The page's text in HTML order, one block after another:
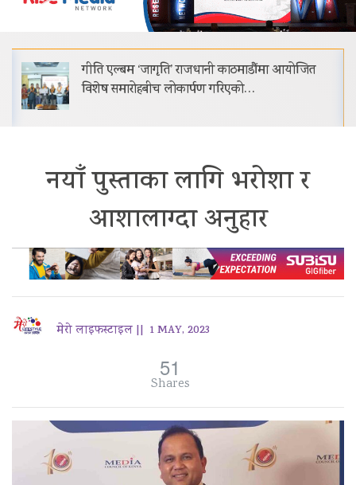
गीति एल्बम ‘जागृति’ राजधानी काठमाडौंमा आयोजित
विशेष समारोहबीच लोकार्पण गरिएको…
नयाँ पुस्ताका लागि भरोशा र
आशालाग्दा अनुहार
मेरो लाइफस्टाइल || 1 MAY, 2023
51
Shares